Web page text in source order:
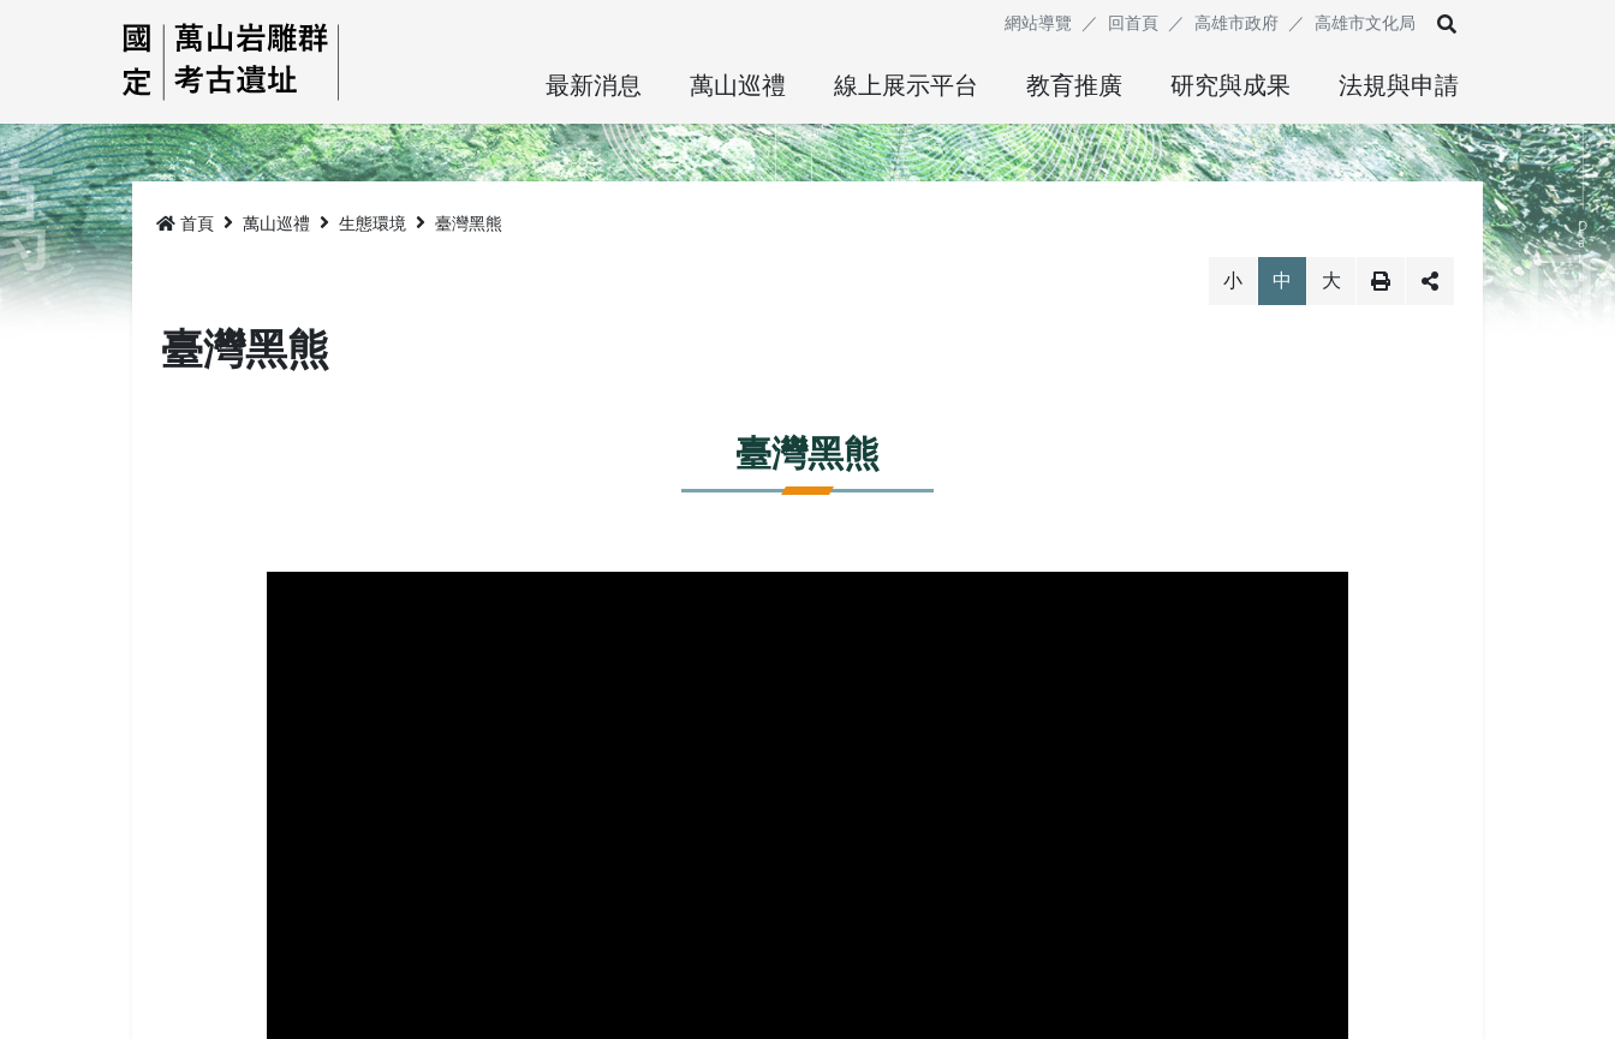
網站導覽 回首頁 高雄市政府 高雄市文化局
最新消息 萬山巡禮 線上展示平台 教育推廣 研究與成果 法規與申請
首頁 萬山巡禮 生態環境 臺灣黑熊
小 中 大
臺灣黑熊
臺灣黑熊